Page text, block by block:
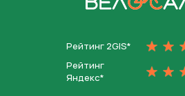
Рейтинг 2GIS*
Рейтинг
Яндекс*